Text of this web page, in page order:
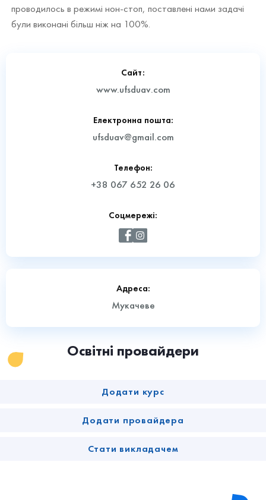
проводилось в режимі нон-стоп, поставлені нами задачі
були виконані більш ніж на 100%.
Сайт:
www.ufsduav.com
Електронна пошта:
ufsduav@gmail.com
Телефон:
+38 067 652 26 06
Соцмережі:
Адреса:
Мукачеве
Освітні провайдери
Додати курс
Додати провайдера
Стати викладачем